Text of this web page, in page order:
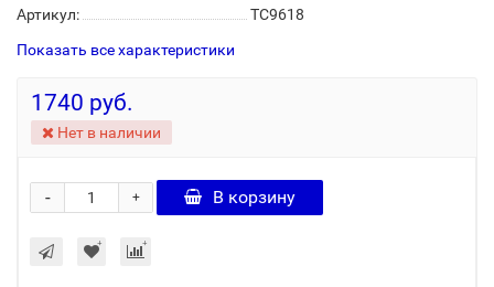
Артикул:
TC9618
Показать все характеристики
1740 руб.
Нет в наличии
+
- В корзину